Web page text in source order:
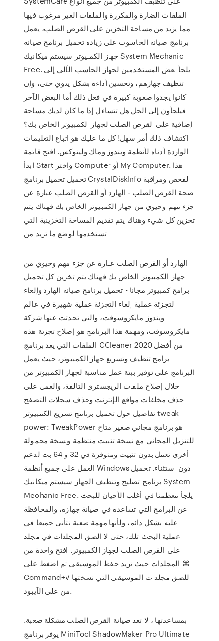
الملفات الضارة والمكررة والملفات الغير مرغوب فيها
مما يزيد من مساحة التخزين على القرص الصلب، يعمل
برنامج صيانة الحاسوب على زيادة تحميل برنامج صيانة
جهاز الكمبيوتر سيستم ميكانيك System Mechanic
Free. يلجأ بعض المستخدمين لجهاز الحاسب الآلي إلى
تنظيف جهازهم، وتحسين أداءه بشكل يدوي حتى، وإن
كانوا يجدوا صعوبة كبيرة في فعل ذلك أما البعض الآخر
فيلجأون إلى الحل هل تتساءل إذا ما كان لديك مساحة
إضافية على القرص الصلب لجهاز الكمبيوتر الخاص بك؟
اكتشاف ذلك أمر سهل! كل ما عليك هو اتباع التعليمات
الواردة أدناه لأنظمة ويندوز وماك ولينوكس. افتح قائمة
ابدأ Start واختر Computer أو My Computer. هذا
تحميل تحميل برنامج CrystalDiskInfo لفحص ومراقبة
صحة القرص الصلب - الهارد أو القرص الصلب عبارة عن
جزء مهم وحيوي من جهاز الكمبيوتر الخاص بك فهناك يتم
تخزين كل شيء وهناك يتم تقديم المساحة التخزينية التي
تستخدمها لوضع ما تريد من
الهارد أو القرص الصلب عبارة عن جزء مهم وحيوي من
جهاز الكمبيوتر الخاص بك فهناك يتم تخزين كل تحميل
برامج كمبيوتر مجانا - تحميل برنامج صيانة الهارد وإلغاء
التجزئة عملية إلغاء التجزئة عملية شهيرة في عالم
ويندوز مايكروسوفت، والتي تحدثت عنها شركة
مايكروسوفت، ومهمة هذا البرنامج هو إصلاح تجزئة هذه
الملفات التي يعد برنامج CCleaner 2020 من أفضل
برامج تنظيف وتسريع جهاز الكمبيوتر، حيث يعمل
البرنامج على توفير بيئة عمل مناسبة لجهاز الكمبيوتر من
خلال إصلاح ملفات الريجسترى التالفة، والعمل على
حذف مخلفات مواقع الإنترنت وحذف سجلات التصفح
تفاصيل حول تحميل برنامج تسريع الكمبيوتر tweak
power: TweakPower هو برنامج مجاني صغير متاح
للتنزيل المجاني مع نسخة تثبيت منتظمة ونسخة محمولة
أخرى تعمل بدون تثبيت ومتوفرة في 32 و 64 بت لدعم
العمل على جميع أنظمة Windows دون استثناء. تحميل
برنامج تصليح وتنظيف الجهاز سيستم ميكانيك System
Mechanic Free. يلجأ معظمنا في أغلب الأحيان للبحث
عن البرامج التي تساعده في صيانة جهازه، والمحافظة
عليه بشكل دائم، ولأنها مهمة صعبة نتأنى جميعا في
عملية البحث تلك، حتى لا الصق المجلدات في مجلد
على القرص الصلب لجهاز الكمبيوتر. افتح واحدة من
المجلدات حيث تريد حفظ الموسيقى ثم اضغط على ⌘
Command+V للصق مجلدات الموسيقى التي نسختها
من على الآيبود.
بمساعدتها ، لا تعد صيانة القرص الصلب مشكلة صعبة.
يوفر برنامج MiniTool ShadowMaker Pro Ultimate